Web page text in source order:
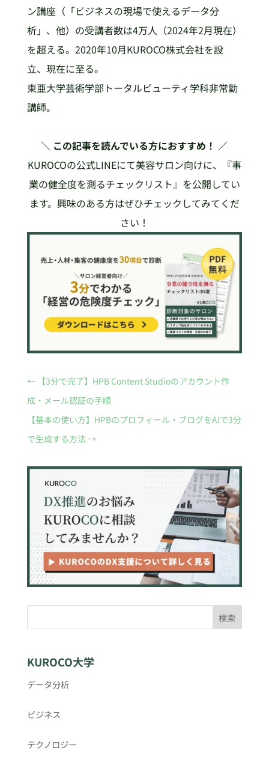
ン講座（「ビジネスの現場で使えるデータ分
析」、他）の受講者数は4万人（2024年2月現在）
を超える。2020年10月KUROCO株式会社を設
立、現在に至る。
東亜大学芸術学部トータルビューティ学科非常勤
講師。
＼ この記事を読んでいる方におすすめ！ ／
KUROCOの公式LINEにて美容サロン向けに、『事
業の健全度を測るチェックリスト』を公開してい
ます。興味のある方はぜひチェックしてみてくだ
さい！
← 【3分で完了】HPB Content Studioのアカウント作
成・メール認証の手順
【基本の使い方】HPBのプロフィール・ブログをAIで3分
で生成する方法→
検索
KUROCO大学
データ分析
ビジネス
テクノロジー